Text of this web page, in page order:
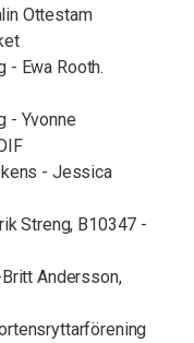
Ottestam
- Ewa Rooth.
- Yvonne
- Jessica
Streng, B10347 -
Andersson,